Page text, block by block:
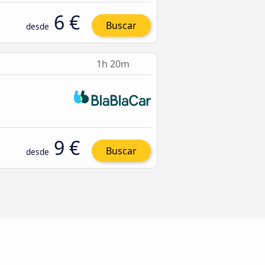
desde 6 € Buscar
1h 20m
desde 9 € Buscar